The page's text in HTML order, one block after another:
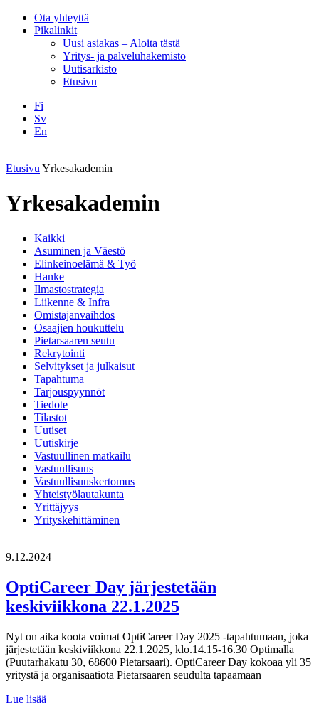
Ota yhteyttä
Pikalinkit
Uusi asiakas – Aloita tästä
Yritys- ja palveluhakemisto
Uutisarkisto
Etusivu
Fi
Sv
En
Etusivu Yrkesakademin
Yrkesakademin
Kaikki
Asuminen ja Väestö
Elinkeinoelämä & Työ
Hanke
Ilmastostrategia
Liikenne & Infra
Omistajanvaihdos
Osaajien houkuttelu
Pietarsaaren seutu
Rekrytointi
Selvitykset ja julkaisut
Tapahtuma
Tarjouspyynnöt
Tiedote
Tilastot
Uutiset
Uutiskirje
Vastuullinen matkailu
Vastuullisuus
Vastuullisuuskertomus
Yhteistyölautakunta
Yrittäjyys
Yrityskehittäminen
9.12.2024
OptiCareer Day järjestetään
keskiviikkona 22.1.2025
Nyt on aika koota voimat OptiCareer Day 2025 -tapahtumaan, joka
järjestetään keskiviikkona 22.1.2025, klo.14.15-16.30 Optimalla
(Puutarhakatu 30, 68600 Pietarsaari). OptiCareer Day kokoaa yli 35
yritystä ja organisaatiota Pietarsaaren seudulta tapaamaan
Lue lisää